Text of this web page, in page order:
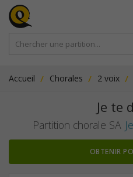
Accueil Chorales 2 voix
Je te
Partition chorale SA
OBTENIR